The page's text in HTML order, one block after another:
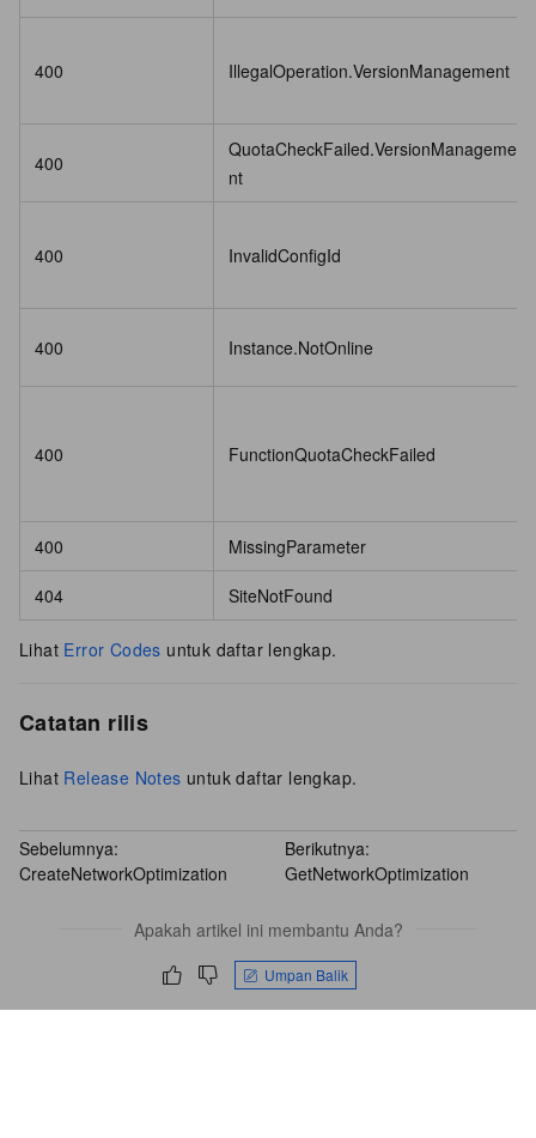
400 IllegalOperation.VersionManagement
400
QuotaCheckFailed.VersionManageme
nt
400 InvalidConfigId
400 Instance.NotOnline
400 FunctionQuotaCheckFailed
400 MissingParameter
404 SiteNotFound
Lihat Error Codes untuk daftar lengkap.
Catatan rilis
Lihat Release Notes untuk daftar lengkap.
Sebelumnya:
CreateNetworkOptimization
Berikutnya:
GetNetworkOptimization
Apakah artikel ini membantu Anda?
Umpan Balik